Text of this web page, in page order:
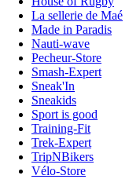
La sellerie de Maé
Made in Paradis
Nauti-wave
Pecheur-Store
Smash-Expert
Sneak'In
Sneakids
Sport is good
Training-Fit
Trek-Expert
TripNBikers
Vélo-Store